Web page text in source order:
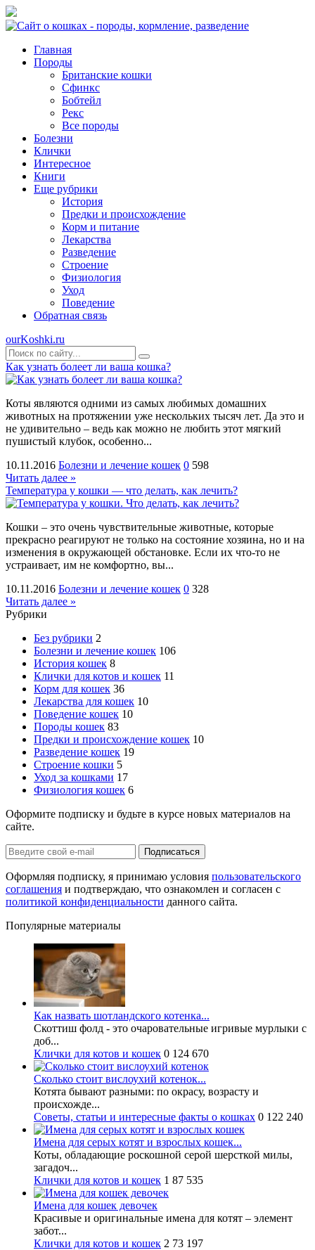
Главная
Породы
Британские кошки
Сфинкс
Бобтейл
Рекс
Все породы
Болезни
Клички
Интересное
Книги
Еще рубрики
История
Предки и происхождение
Корм и питание
Лекарства
Разведение
Строение
Физиология
Уход
Поведение
Обратная связь
ourKoshki.ru
Как узнать болеет ли ваша кошка?
Коты являются одними из самых любимых домашних
животных на протяжении уже нескольких тысяч лет. Да это и
не удивительно – ведь как можно не любить этот мягкий
пушистый клубок, особенно...
10.11.2016 Болезни и лечение кошек 0 598
Читать далее »
Температура у кошки — что делать, как лечить?
Кошки – это очень чувствительные животные, которые
прекрасно реагируют не только на состояние хозяина, но и на
изменения в окружающей обстановке. Если их что-то не
устраивает, им не комфортно, вы...
10.11.2016 Болезни и лечение кошек 0 328
Читать далее »
Рубрики
Без рубрики 2
Болезни и лечение кошек 106
История кошек 8
Клички для котов и кошек 11
Корм для кошек 36
Лекарства для кошек 10
Поведение кошек 10
Породы кошек 83
Предки и происхождение кошек 10
Разведение кошек 19
Строение кошки 5
Уход за кошками 17
Физиология кошек 6
Оформите подписку и будьте в курсе новых материалов на
сайте.
Оформляя подписку, я принимаю условия пользовательского
соглашения и подтверждаю, что ознакомлен и согласен с
политикой конфиденциальности данного сайта.
Популярные материалы
Как назвать шотландского котенка...
Скоттиш фолд - это очаровательные игривые мурлыки с
доб...
Клички для котов и кошек 0 124 670
Сколько стоит вислоухий котенок...
Котята бывают разными: по окрасу, возрасту и
происхожде...
Советы, статьи и интересные факты о кошках 0 122 240
Имена для серых котят и взрослых кошек...
Коты, обладающие роскошной серой шерсткой милы,
загадоч...
Клички для котов и кошек 1 87 535
Имена для кошек девочек
Красивые и оригинальные имена для котят – элемент
забот...
Клички для котов и кошек 2 73 197